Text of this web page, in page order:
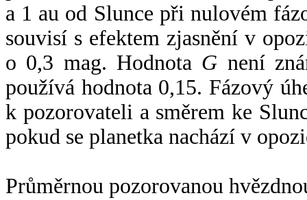
a 1 au od Slunce při nulovém
souvisí s efektem zjasnění v
o 0,3 mag. Hodnota G není
používá hodnota 0,15. Fázový
k pozorovateli a směrem ke
pokud se planetka nachází v
Průměrnou pozorovanou